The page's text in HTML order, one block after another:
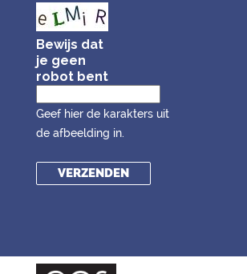
Bewijs dat
je geen
robot bent
Geef hier de karakters uit
de afbeelding in.